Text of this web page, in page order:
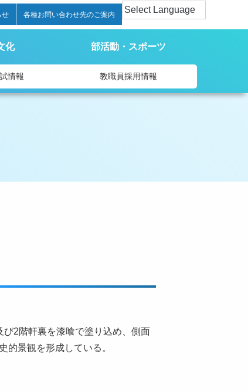
せ 各種お問い合わせ先のご案内
化 部活動・スポーツ
情報 教職員採用情報
2階軒裏を漆喰で塗り込め、側面
的景観を形成している。